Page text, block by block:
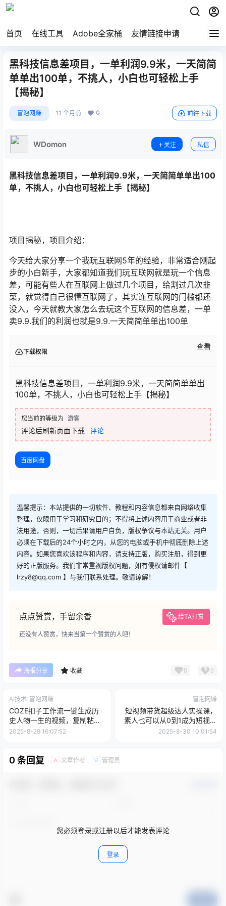
首页 在线工具 Adobe全家桶 友情链接申请
黑科技信息差项目，一单利润9.9米，一天简简
单单出100单，不挑人，小白也可轻松上手
【揭秘】
冒泡网赚 11 个月前 0 前往下载
WDomon 关注 私信
黑科技信息差项目，一单利润9.9米，一天简简单单出100
单，不挑人，小白也可轻松上手【揭秘】
项目揭秘，项目介绍：
今天给大家分享一个我玩互联网5年的经验，非常适合刚起
步的小白新手，大家都知道我们玩互联网就是玩一个信息
差，可能有些人在互联网上做过几个项目，给割过几次韭
菜，就觉得自己很懂互联网了，其实连互联网的门槛都还
没入，今天就教大家怎么去玩这个互联网的信息差，一单
卖9.9.我们的利润也就是9.9.一天简简单单出100单
下载权限
查看
黑科技信息差项目，一单利润9.9米，一天简简单单出
100单，不挑人，小白也可轻松上手【揭秘】
您当前的等级为 游客
评论后刷新页面下载 评论
百度网盘
温馨提示：本站提供的一切软件、教程和内容信息都来自网络收集
整理，仅限用于学习和研究目的；不得将上述内容用于商业或者非
法用途，否则，一切后果请用户自负，版权争议与本站无关。用户
必须在下载后的24个小时之内，从您的电脑或手机中彻底删除上述
内容。如果您喜欢该程序和内容，请支持正版，购买注册，得到更
好的正版服务。我们非常重视版权问题，如有侵权请邮件【
lrzy8@qq.com 】与我们联系处理。敬请谅解！
点点赞赏，手留余香 给TA打赏
还没有人赞赏，快来当第一个赞赏的人吧！
海报分享 收藏 0 0
AI技术 冒泡网赚
COZE扣子工作流一键生成历
史人物一生的视频，复制粘贴
运行即可，30s制作1个视频
2025-8-29 16:07:52
冒泡网赚
短视频带货超级达人实操课，
素人也可以从0到1成为短视频
带货领域操盘手
2025-8-30 10:01:54
0 条回复 A 文章作者 M 管理员
您必须登录或注册以后才能发表评论
登录